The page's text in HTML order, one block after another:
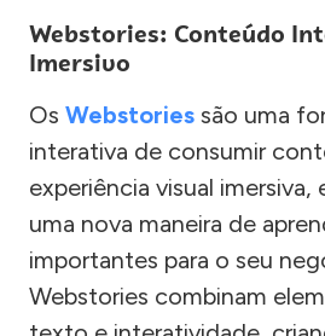
Webstories: Conteúdo
Imersivo
Os Webstories são uma
interativa de consumir
experiência visual imersiva,
uma nova maneira de
importantes para o seu
Webstories combinam